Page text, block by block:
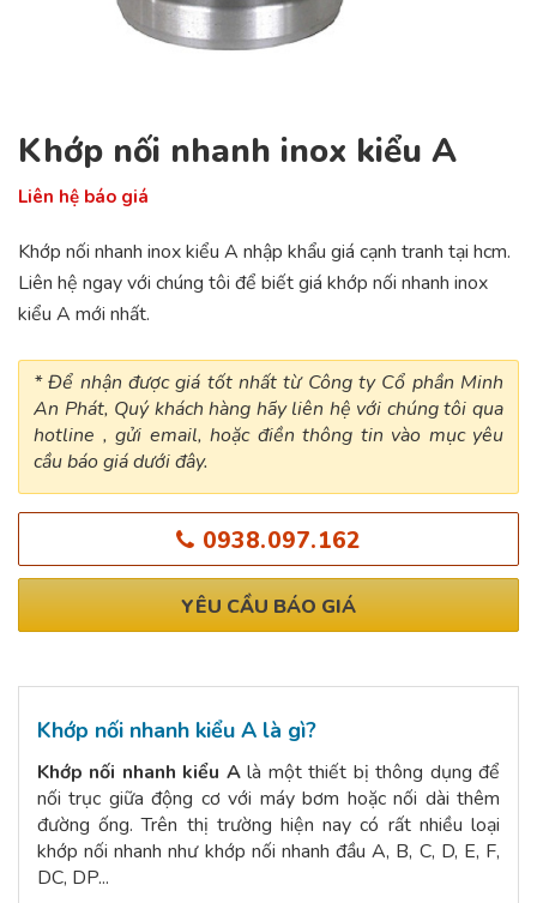
Khớp nối nhanh inox kiểu A
Liên hệ báo giá
Khớp nối nhanh inox kiểu A nhập khẩu giá cạnh tranh tại hcm.
Liên hệ ngay với chúng tôi để biết giá khớp nối nhanh inox
kiểu A mới nhất.
* Để nhận được giá tốt nhất từ Công ty Cổ phần Minh
An Phát, Quý khách hàng hãy liên hệ với chúng tôi qua
hotline , gửi email, hoặc điền thông tin vào mục yêu
cầu báo giá dưới đây.
0938.097.162
YÊU CẦU BÁO GIÁ
Khớp nối nhanh kiểu A là gì?
Khớp nối nhanh kiểu Alà một thiết bị thông dụng để
nối trục giữa động cơ với máy bơm hoặc nối dài thêm
đường ống. Trên thị trường hiện nay có rất nhiều loại
khớp nối nhanh như khớp nối nhanh đầu A, B, C, D, E, F,
DC, DP...